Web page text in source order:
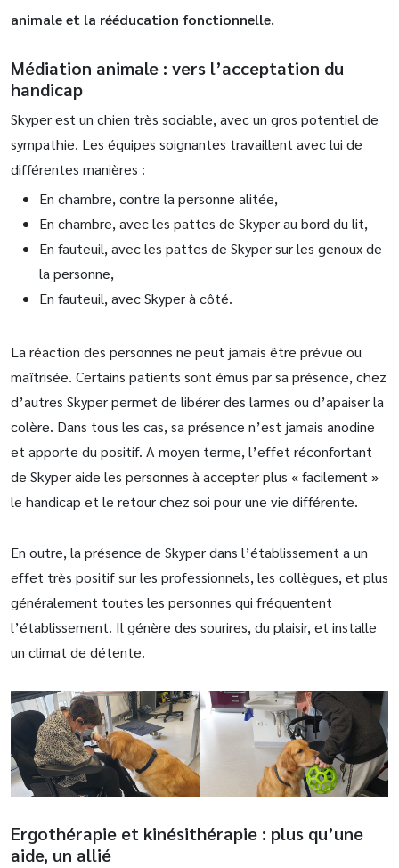
animale et la rééducation fonctionnelle.
Médiation animale : vers l’acceptation du
handicap
Skyper est un chien très sociable, avec un gros potentiel de
sympathie. Les équipes soignantes travaillent avec lui de
différentes manières :
En chambre, contre la personne alitée,
En chambre, avec les pattes de Skyper au bord du lit,
En fauteuil, avec les pattes de Skyper sur les genoux de
la personne,
En fauteuil, avec Skyper à côté.
La réaction des personnes ne peut jamais être prévue ou
maîtrisée. Certains patients sont émus par sa présence, chez
d’autres Skyper permet de libérer des larmes ou d’apaiser la
colère. Dans tous les cas, sa présence n’est jamais anodine
et apporte du positif. A moyen terme, l’effet réconfortant
de Skyper aide les personnes à accepter plus « facilement »
le handicap et le retour chez soi pour une vie différente.
En outre, la présence de Skyper dans l’établissement a un
effet très positif sur les professionnels, les collègues, et plus
généralement toutes les personnes qui fréquentent
l’établissement. Il génère des sourires, du plaisir, et installe
un climat de détente.
Ergothérapie et kinésithérapie : plus qu’une
aide, un allié